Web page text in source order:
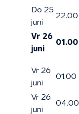
Do 25
juni
22.00
Vr 26
juni
01.00
Vr 26
juni
01.00
Vr 26
juni
04.00